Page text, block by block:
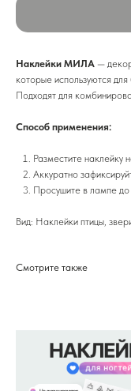
Наклейки МИЛА —
которые используются
Подходят для
Способ применения:
Разместите наклейку
Аккуратно
Просушите в лампе до
Вид: Наклейки птицы,
Смотрите также